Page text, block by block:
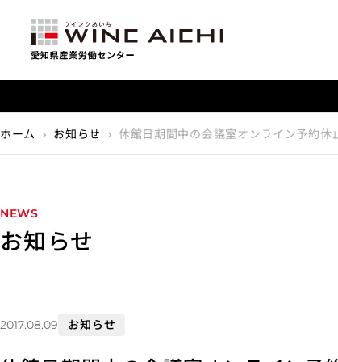
ホーム chevron_right お知らせ chevron_right 休館日期間中の会議室オンライン予約休
NEWS
お知らせ
2017.08.09 お知らせ